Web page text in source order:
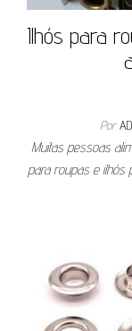
Ilhós para
Por
Muitas pessoas
para roupas e ilhós